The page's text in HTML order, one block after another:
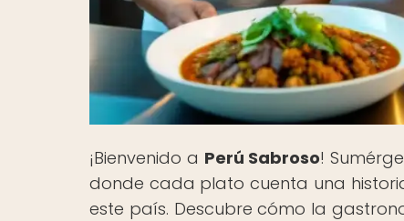
¡Bienvenido a Perú Sabroso!
donde cada plato cuenta una
este país. Descubre cómo la